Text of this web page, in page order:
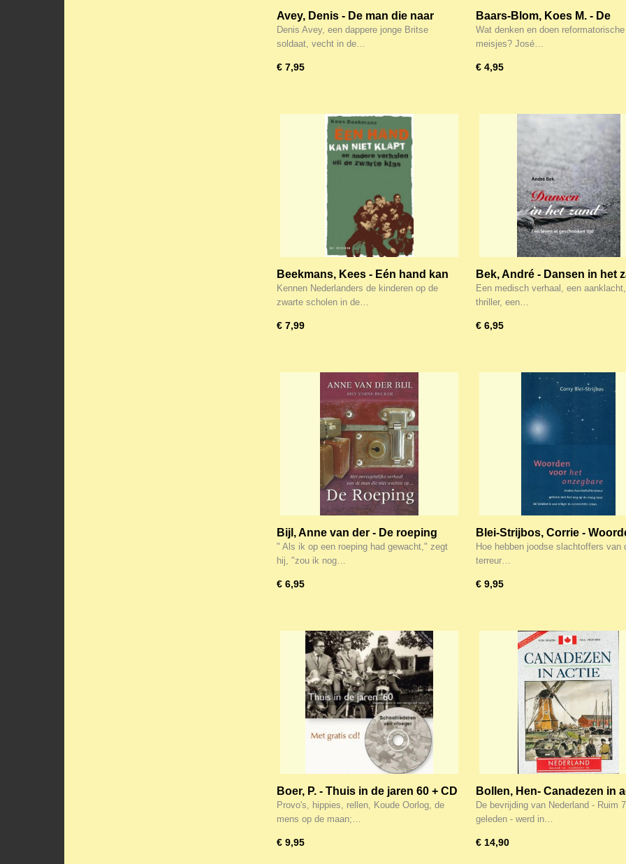
Avey, Denis - De man die naar
Auschwitz wilde
Denis Avey, een dappere jonge Britse
soldaat, vecht in de…
€ 7,95
Baars-Blom, Koes M. - De
onschuld voorbij
Wat denken en doen reformatorische
meisjes? José…
€ 4,95
Beekmans, Kees - Eén hand kan
niet klapt
Kennen Nederlanders de kinderen op de
zwarte scholen in de…
€ 7,99
Bek, André - Dansen in het
Een medisch verhaal, een
thriller, een…
€ 6,95
Bijl, Anne van der - De roeping
" Als ik op een roeping had gewacht," zegt
hij, "zou ik nog…
€ 6,95
Blei-Strijbos, Corrie -
voor het onzichtbare - Over
Joodsche Auschwitz
Hoe hebben joodse slachtoffers van
terreur…
€ 9,95
Boer, P. - Thuis in de jaren 60 + CD
Provo's, hippies, rellen, Koude Oorlog, de
mens op de maan;…
€ 9,95
Bollen, Hen- Canadezen in
De bevrijding van Nederland - Ruim
geleden - werd in…
€ 14,90